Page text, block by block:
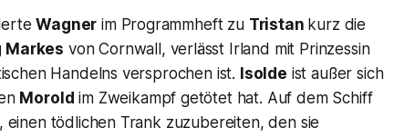
Wagner im Programmheft zu Tristan kurz die
Markes von Cornwall, verlässt Irland mit Prinzessin
Handelns versprochen ist. Isolde ist außer sich
Morold im Zweikampf getötet hat. Auf dem Schiff
, einen tödlichen Trank zuzubereiten, den sie